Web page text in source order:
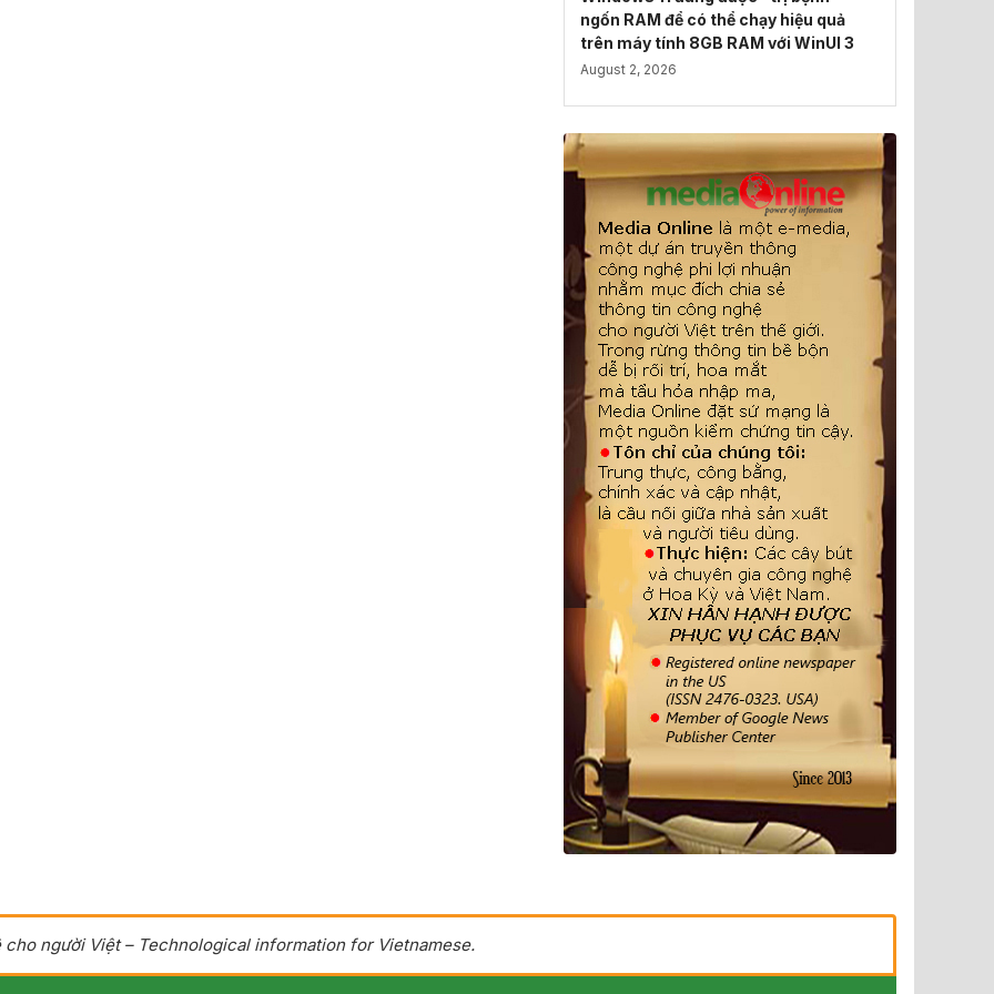
ngốn RAM để có thể chạy hiệu quả
trên máy tính 8GB RAM với WinUI 3
August 2, 2026
người Việt – Technological information for Vietnamese.